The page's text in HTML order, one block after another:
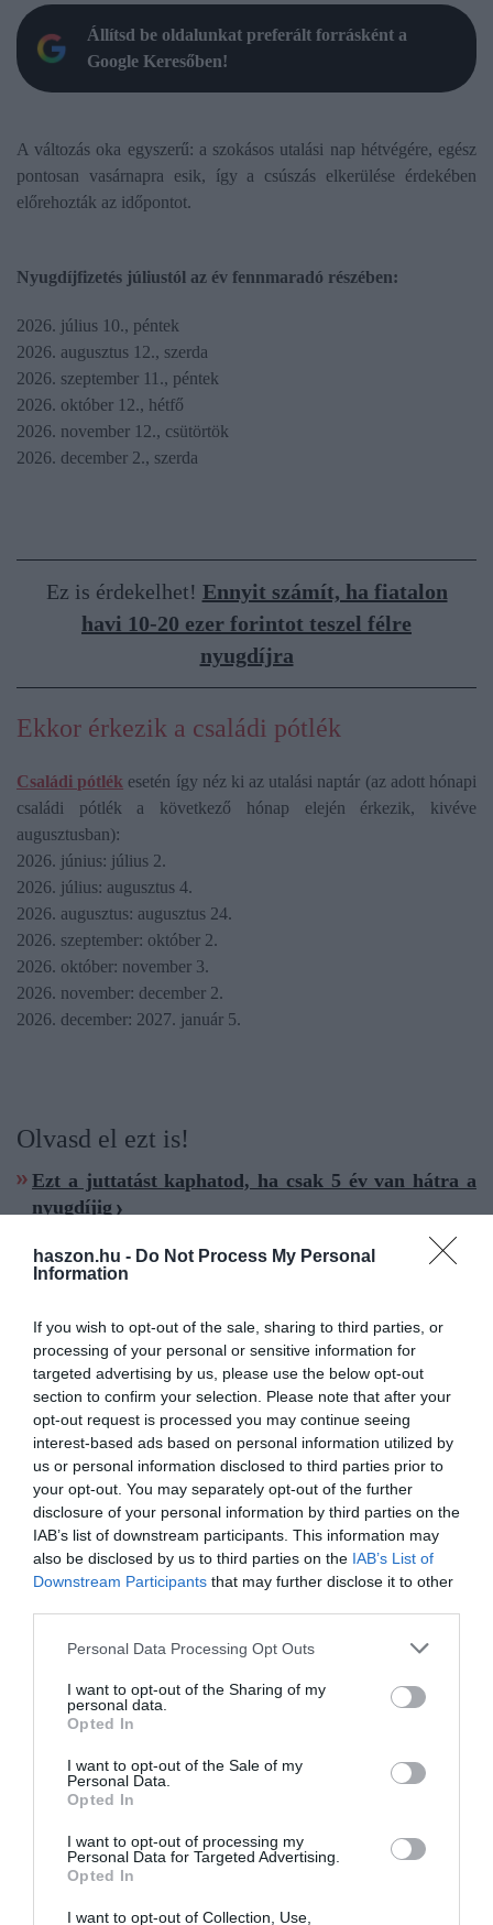
haszon.hu - Do Not Process My Personal
Information
If you wish to opt-out of the sale, sharing to third parties, or
processing of your personal or sensitive information for
targeted advertising by us, please use the below opt-out
section to confirm your selection. Please note that after your
opt-out request is processed you may continue seeing
interest-based ads based on personal information utilized by
us or personal information disclosed to third parties prior to
your opt-out. You may separately opt-out of the further
disclosure of your personal information by third parties on the
IAB’s list of downstream participants. This information may
also be disclosed by us to third parties on the IAB’s List of
Downstream Participants that may further disclose it to other
Please note that this website/app uses one or more Google
not limited to your visit or usage behaviour. You may click to
grant or deny consent to Google and its third-party tags to
use your data for below specified purposes in below Google
consent section.
Personal Data Processing Opt Outs
I want to opt-out of the Sharing of my
personal data.
Opted In
I want to opt-out of the Sale of my
Personal Data.
Opted In
I want to opt-out of processing my
Personal Data for Targeted Advertising.
Opted In
I want to opt-out of Collection, Use,
Állítsd be oldalunkat preferált forrásként a
Google Keresőben!
A változás oka egyszerű: a szokásos utalási nap hétvégére, egész
pontosan vasárnapra esik, így a csúszás elkerülése érdekében
előrehozták az időpontot.
Nyugdíjfizetés júliustól az év fennmaradó részében:
2026. július 10., péntek
2026. augusztus 12., szerda
2026. szeptember 11., péntek
2026. október 12., hétfő
2026. november 12., csütörtök
2026. december 2., szerda
Ez is érdekelhet! Ennyit számít, ha fiatalon
havi 10-20 ezer forintot teszel félre
nyugdíjra
Ekkor érkezik a családi pótlék
Családi pótlék esetén így néz ki az utalási naptár (az adott hónapi
családi pótlék a következő hónap elején érkezik, kivéve
augusztusban):
2026. június: július 2.
2026. július: augusztus 4.
2026. augusztus: augusztus 24.
2026. szeptember: október 2.
2026. október: november 3.
2026. november: december 2.
2026. december: 2027. január 5.
Olvasd el ezt is!
Ezt a juttatást kaphatod, ha csak 5 év van hátra a
nyugdíjig
5 év vendégmunka Németországban: ennyivel tolja
meg a nyugdíjat
Ház helyett furgon és szabadság: egy nyugdíjas
nyugdíj nyugdíjutalás magyar államkincstár
pénzügyek naptár